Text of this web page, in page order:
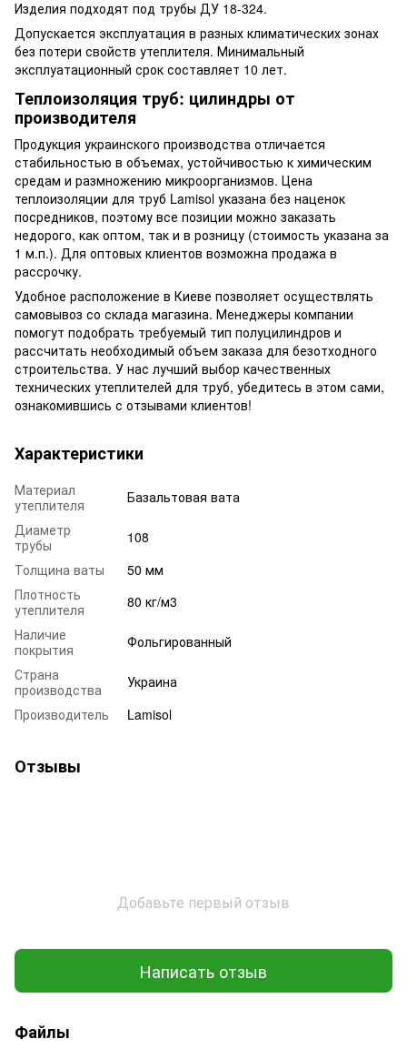
Изделия подходят под трубы ДУ 18-324.
Допускается эксплуатация в разных климатических зонах
без потери свойств утеплителя. Минимальный
эксплуатационный срок составляет 10 лет.
Теплоизоляция труб: цилиндры от
производителя
Продукция украинского производства отличается
стабильностью в объемах, устойчивостью к химическим
средам и размножению микроорганизмов. Цена
теплоизоляции для труб Lamisol указана без наценок
посредников, поэтому все позиции можно заказать
недорого, как оптом, так и в розницу (стоимость указана за
1 м.п.). Для оптовых клиентов возможна продажа в
рассрочку.
Удобное расположение в Киеве позволяет осуществлять
самовывоз со склада магазина. Менеджеры компании
помогут подобрать требуемый тип полуцилиндров и
рассчитать необходимый объем заказа для безотходного
строительства. У нас лучший выбор качественных
технических утеплителей для труб, убедитесь в этом сами,
ознакомившись с отзывами клиентов!
Характеристики
Материал
утеплителя
Базальтовая вата
Диаметр
трубы
108
Толщина ваты
50 мм
Плотность
утеплителя
80 кг/м3
Наличие
покрытия
Фольгированный
Страна
производства
Украина
Производитель
Lamisol
Отзывы
Добавьте первый отзыв
Написать отзыв
Файлы